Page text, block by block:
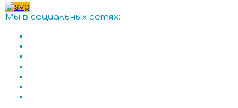
Мы в социальных сетях: